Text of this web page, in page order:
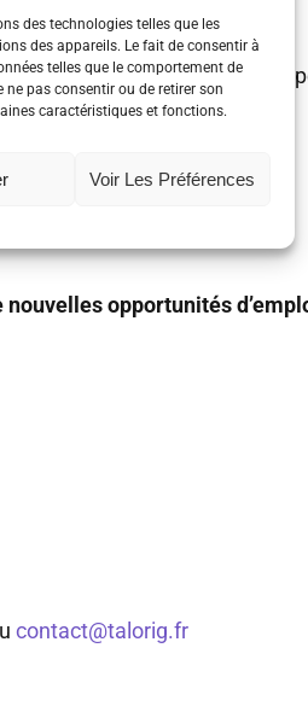
des technologies telles que les
des appareils. Le fait de consentir à
telles que le comportement de
pas consentir ou de retirer son
caractéristiques et fonctions.
Voir Les Préférences
pour entreprendre. Il faut
un challenge personnel ?
opportunités
contact@talorig.fr